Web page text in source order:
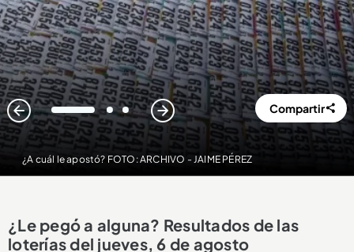
¿A cuál le apostó? FOTO: ARCHIVO - JAIME PÉREZ
1 2 3 Compartir
¿Le pegó a alguna? Resultados de las
loterías del jueves, 6 de agosto